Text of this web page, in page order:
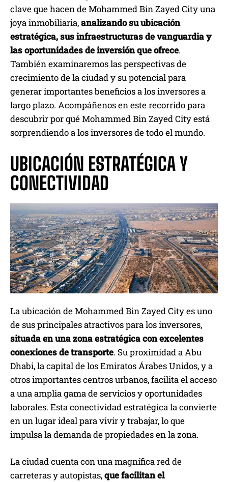
clave que hacen de Mohammed Bin Zayed City una
joya inmobiliaria,analizando su ubicación
estratégica, sus infraestructuras de vanguardia y
las oportunidades de inversión que ofrece.
También examinaremos las perspectivas de
crecimiento de la ciudad y su potencial para
generar importantes beneficios a los inversores a
largo plazo. Acompáñenos en este recorrido para
descubrir por qué Mohammed Bin Zayed City está
sorprendiendo a los inversores de todo el mundo.
UBICACIÓN ESTRATÉGICA Y
CONECTIVIDAD
La ubicación de Mohammed Bin Zayed City es uno
de sus principales atractivos para los inversores,
situada en una zona estratégica con excelentes
conexiones de transporte. Su proximidad a Abu
Dhabi, la capital de los Emiratos Árabes Unidos, y a
otros importantes centros urbanos, facilita el acceso
a una amplia gama de servicios y oportunidades
laborales. Esta conectividad estratégica la convierte
en un lugar ideal para vivir y trabajar, lo que
impulsa la demanda de propiedades en la zona.
La ciudad cuenta con una magnífica red de
carreteras y autopistas,que facilitan el